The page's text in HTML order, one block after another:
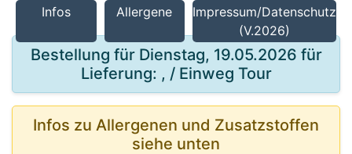
Infos Allergene
Impressum/Datenschutz
(V.2026)
Bestellung für Dienstag, 19.05.2026 für
Lieferung: , / Einweg Tour
Infos zu Allergenen und Zusatzstoffen
siehe unten